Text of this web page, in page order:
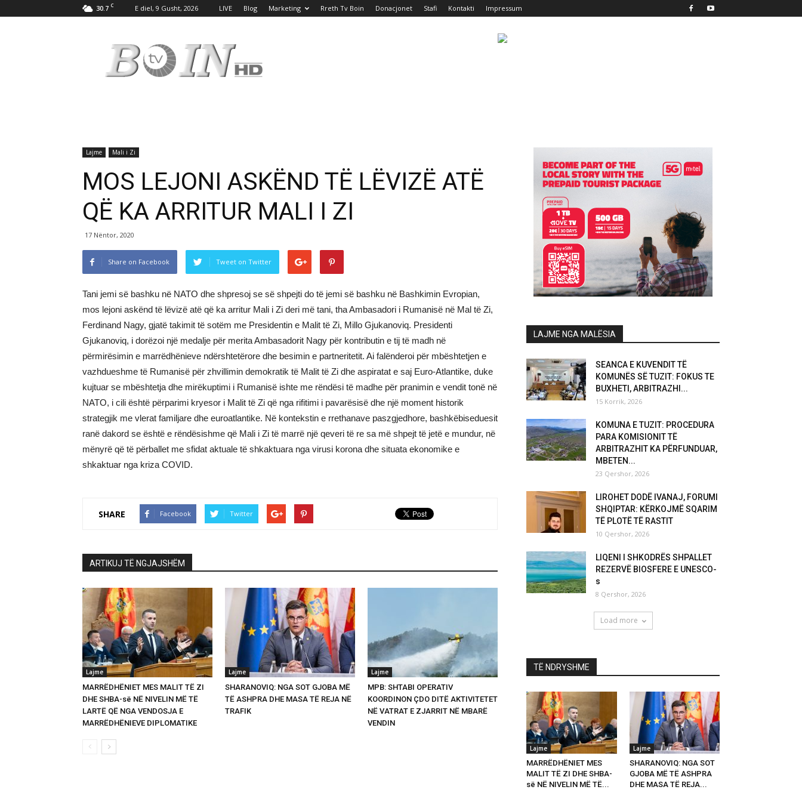
30.7 C E diel, 9 Gusht, 2026 LIVE Blog Marketing Rreth Tv Boin Donacjonet Stafi Kontakti Impressum
Boin
Lajme Mali i Zi
MOS LEJONI ASKËND TË LËVIZË ATË
QË KA ARRITUR MALI I ZI
17 Nëntor, 2020
Share on Facebook Tweet on Twitter
Tani jemi së bashku në NATO dhe shpresoj se së shpejti do të jemi së bashku në Bashkimin Evropian,
mos lejoni askënd të lëvizë atë që ka arritur Mali i Zi deri më tani, tha Ambasadori i Rumanisë në Mal të Zi,
Ferdinand Nagy, gjatë takimit të sotëm me Presidentin e Malit të Zi, Millo Gjukanoviq. Presidenti
Gjukanoviq, i dorëzoi një medalje për merita Ambasadorit Nagy për kontributin e tij të madh në
përmirësimin e marrëdhënieve ndërshtetërore dhe besimin e partneritetit. Ai falënderoi për mbështetjen e
vazhdueshme të Rumanisë për zhvillimin demokratik të Malit të Zi dhe aspiratat e saj Euro-Atlantike, duke
kujtuar se mbështetja dhe mirëkuptimi i Rumanisë ishte me rëndësi të madhe për pranimin e vendit tonë në
NATO, i cili është përparimi kryesor i Malit të Zi që nga rifitimi i pavarësisë dhe një moment historik
strategjik me vlerat familjare dhe euroatlantike. Në kontekstin e rrethanave paszgjedhore, bashkëbiseduesit
ranë dakord se është e rëndësishme që Mali i Zi të marrë një qeveri të re sa më shpejt të jetë e mundur, në
mënyrë që të përballet me sfidat aktuale të shkaktuara nga virusi korona dhe situata ekonomike e
shkaktuar nga kriza COVID.
SHARE Facebook Twitter
ARTIKUJ TË NGJAJSHËM
Lajme
MARRËDHËNIET MES MALIT TË ZI
DHE SHBA-së NË NIVELIN MË TË
LARTË QË NGA VENDOSJA E
MARRËDHËNIEVE DIPLOMATIKE
Lajme
SHARANOVIQ: NGA SOT GJOBA MË
TË ASHPRA DHE MASA TË REJA NË
TRAFIK
Lajme
MPB: SHTABI OPERATIV
KOORDINON ÇDO DITË AKTIVITETET
NË VATRAT E ZJARRIT NË MBARË
VENDIN
LAJME NGA MALËSIA
SEANCA E KUVENDIT TË
KOMUNËS SË TUZIT: FOKUS TE
BUXHETI, ARBITRAZHI...
15 Korrik, 2026
KOMUNA E TUZIT: PROCEDURA
PARA KOMISIONIT TË
ARBITRAZHIT KA PËRFUNDUAR,
MBETEN...
23 Qershor, 2026
LIROHET DODË IVANAJ, FORUMI
SHQIPTAR: KËRKOJMË SQARIM
TË PLOTË TË RASTIT
10 Qershor, 2026
LIQENI I SHKODRËS SHPALLET
REZERVË BIOSFERE E UNESCO-
s
8 Qershor, 2026
Load more
TË NDRYSHME
Lajme
MARRËDHËNIET MES
MALIT TË ZI DHE SHBA-
së NË NIVELIN MË TË...
Lajme
SHARANOVIQ: NGA SOT
GJOBA MË TË ASHPRA
DHE MASA TË REJA...